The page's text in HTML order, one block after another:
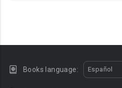
Books language: Español